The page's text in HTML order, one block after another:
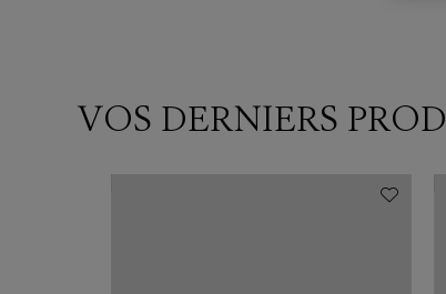
VOS DERNIERS